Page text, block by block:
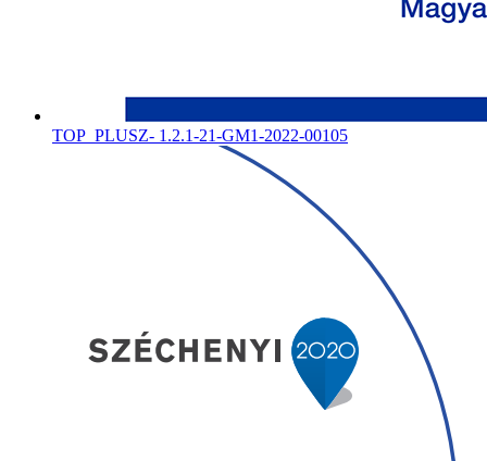
TOP_PLUSZ- 1.2.1-21-GM1-2022-00105